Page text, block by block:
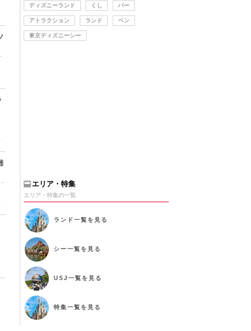
い新作の海賊グッ...
リーズは...
ブ！サンシャイン！！」のアプリゲーム「ぷちぐるラブライブ...
36周年...
ディズニーランド くし バー
アトラクション ランド ペン
東京ディズニーシー
エリア・特集
エリア・特集の一覧
ランド 一覧を見る
シー一覧を見る
USJ 一覧を見る
特集一覧を見る